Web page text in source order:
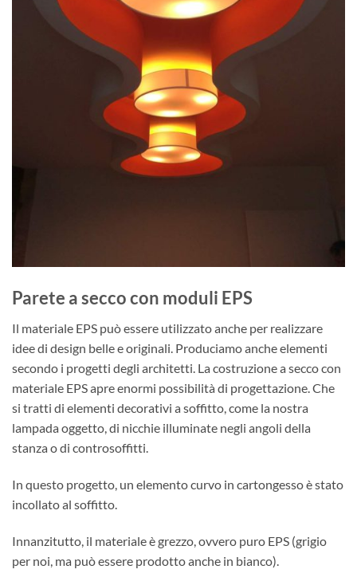
Parete a secco con moduli EPS
Il materiale EPS può essere utilizzato anche per realizzare
idee di design belle e originali. Produciamo anche elementi
secondo i progetti degli architetti. La costruzione a secco con
materiale EPS apre enormi possibilità di progettazione. Che
si tratti di elementi decorativi a soffitto, come la nostra
lampada oggetto, di nicchie illuminate negli angoli della
stanza o di controsoffitti.
In questo progetto, un elemento curvo in cartongesso è stato
incollato al soffitto.
Innanzitutto, il materiale è grezzo, ovvero puro EPS (grigio
per noi, ma può essere prodotto anche in bianco).